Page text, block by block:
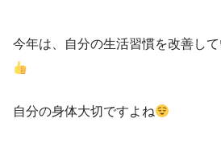
今年は、自分の生活習慣を改善し
自分の身体大切ですよね